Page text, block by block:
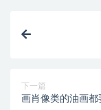
下一篇
画肖像类的油画都